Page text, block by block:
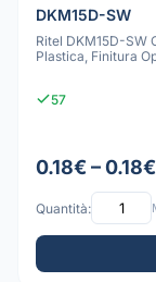
DKM15D-SW
Ritel DKM15D-SW
Plastica, Finitura
57
0.18€ – 0.18€
Quantità: